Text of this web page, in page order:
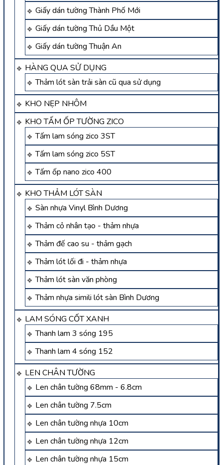
Giấy dán tường Thành Phố Mới
Giấy dán tường Thủ Dầu Một
Giấy dán tường Thuận An
HÀNG QUA SỬ DỤNG
Thảm lót sàn trải sàn cũ qua sử dụng
KHO NẸP NHÔM
KHO TẤM ỐP TƯỜNG ZICO
Tấm lam sóng zico 3ST
Tấm lam sóng zico 5ST
Tấm ốp nano zico 400
KHO THẢM LÓT SÀN
Sàn nhựa Vinyl Bình Dương
Thảm cỏ nhân tạo - thảm nhựa
Thảm đế cao su - thảm gạch
Thảm lót lối đi - thảm nhựa
Thảm lót sàn văn phòng
Thảm nhựa simili lót sàn Bình Dương
LAM SÓNG CỐT XANH
Thanh lam 3 sóng 195
Thanh lam 4 sóng 152
LEN CHÂN TƯỜNG
Len chân tường 68mm - 6.8cm
Len chân tường 7.5cm
Len chân tường nhựa 10cm
Len chân tường nhựa 12cm
Len chân tường nhựa 15cm